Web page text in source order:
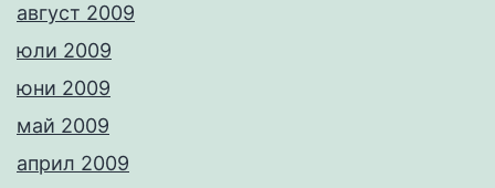
август 2009
юли 2009
юни 2009
май 2009
април 2009